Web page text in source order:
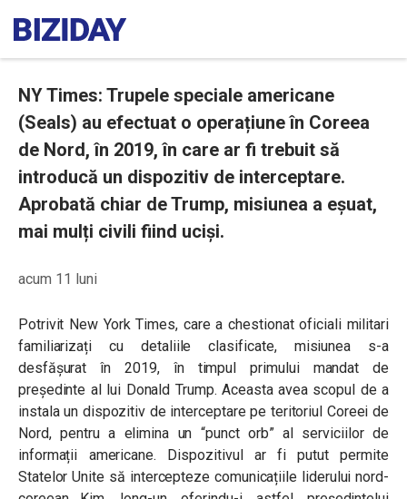
NY Times: Trupele speciale americane
(Seals) au efectuat o operațiune în Coreea
de Nord, în 2019, în care ar fi trebuit să
introducă un dispozitiv de interceptare.
Aprobată chiar de Trump, misiunea a eșuat,
mai mulți civili fiind uciși.
acum 11 luni
Potrivit New York Times, care a chestionat oficiali militari
familiarizați cu detaliile clasificate, misiunea s-a
desfășurat în 2019, în timpul primului mandat de
președinte al lui Donald Trump. Aceasta avea scopul de a
instala un dispozitiv de interceptare pe teritoriul Coreei de
Nord, pentru a elimina un “punct orb” al serviciilor de
informații americane. Dispozitivul ar fi putut permite
Statelor Unite să intercepteze comunicațiile liderului nord-